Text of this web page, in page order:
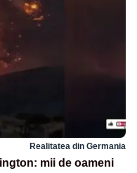
Realitatea din Germania
mii de oameni